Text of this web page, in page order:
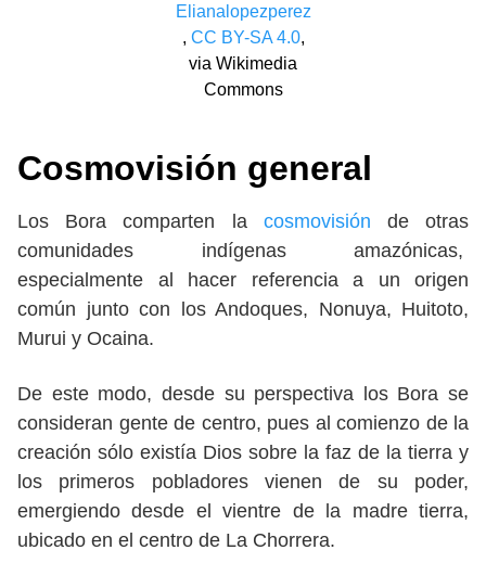
Elianalopezperez
, CC BY-SA 4.0,
via Wikimedia
Commons
Cosmovisión general
Los Bora comparten la cosmovisión de otras
comunidades indígenas amazónicas,
especialmente al hacer referencia a un origen
común junto con los Andoques, Nonuya, Huitoto,
Murui y Ocaina.
De este modo, desde su perspectiva los Bora se
consideran gente de centro, pues al comienzo de la
creación sólo existía Dios sobre la faz de la tierra y
los primeros pobladores vienen de su poder,
emergiendo desde el vientre de la madre tierra,
ubicado en el centro de La Chorrera.